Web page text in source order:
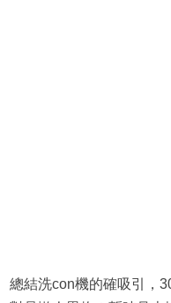
總結洗con機的確吸引，